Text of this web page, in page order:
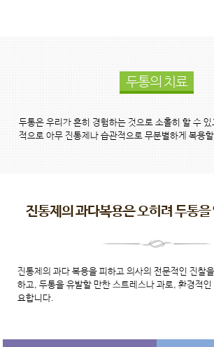
두통의 치료
두통은 우리가 흔히 경험하는 것으로 소홀히 할 수
적으로 아무 진통제나 습관적으로 무분별하게 복용
진통제의 과다복용은 오히려 두통
진통제의 과다 복용을 피하고 의사의 전문적인 진찰
하고, 두통을 유발할 만한 스트레스나 과로, 환경적
요합니다.